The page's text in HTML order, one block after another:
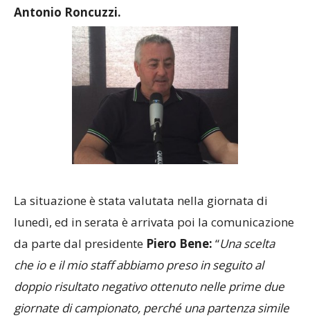
Antonio Roncuzzi.
La situazione è stata valutata nella giornata di
lunedì, ed in serata è arrivata poi la comunicazione
da parte dal presidente Piero Bene: “Una scelta
che io e il mio staff abbiamo preso in seguito al
doppio risultato negativo ottenuto nelle prime due
giornate di campionato, perché una partenza simile